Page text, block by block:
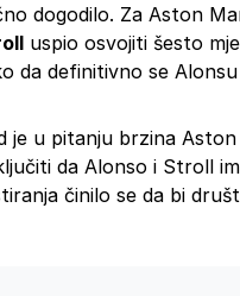
dogodilo. Za Aston
uspio osvojiti šesto
da definitivno se
je u pitanju brzina
da Alonso i Stroll
činilo se da bi